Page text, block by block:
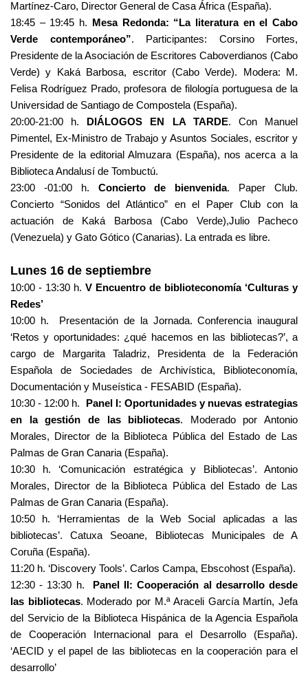
Martínez-Caro, Director General de Casa África (España).
18:45 – 19:45 h.
Mesa Redonda: “La literatura en el Cabo
Verde contemporáneo”. Participantes: Corsino Fortes,
Presidente de la Asociación de Escritores Caboverdianos (Cabo
Verde) y Kaká Barbosa, escritor (Cabo Verde). Modera: M.
Felisa Rodríguez Prado, profesora de filología portuguesa de la
Universidad de Santiago de Compostela (España).
20:00-21:00 h.
DIÁLOGOS EN LA TARDE. Con Manuel
Pimentel, Ex-Ministro de Trabajo y Asuntos Sociales, escritor y
Presidente de la editorial Almuzara (España), nos acerca a la
Biblioteca Andalusí de Tombuctú.
23:00 -01:00 h. Concierto de bienvenida. Paper Club.
Concierto “Sonidos del Atlántico” en el Paper Club con la
actuación de Kaká Barbosa (Cabo Verde),Julio Pacheco
(Venezuela) y Gato Gótico (Canarias). La entrada es libre.
Lunes 16 de septiembre
10:00 - 13:30 h. V Encuentro de biblioteconomía ‘Culturas y
Redes’
10:00 h. Presentación de la Jornada. Conferencia inaugural
‘Retos y oportunidades: ¿qué hacemos en las bibliotecas?’, a
cargo de Margarita Taladriz, Presidenta de la Federación
Española de Sociedades de Archivística, Biblioteconomía,
Documentación y Museística - FESABID (España).
10:30 - 12:00 h.
Panel I: Oportunidades y nuevas estrategias
en la gestión de las bibliotecas. Moderado por Antonio
Morales, Director de la Biblioteca Pública del Estado de Las
Palmas de Gran Canaria (España).
10:30 h. ‘Comunicación estratégica y Bibliotecas’. Antonio
Morales, Director de la Biblioteca Pública del Estado de Las
Palmas de Gran Canaria (España).
10:50 h. ‘Herramientas de la Web Social aplicadas a las
bibliotecas’. Catuxa Seoane, Bibliotecas Municipales de A
Coruña (España).
11:20 h. ‘Discovery Tools’. Carlos Campa, Ebscohost (España).
12:30 - 13:30 h.
Panel II: Cooperación al desarrollo desde
las bibliotecas. Moderado por M.ª Araceli García Martín, Jefa
del Servicio de la Biblioteca Hispánica de la Agencia Española
de Cooperación Internacional para el Desarrollo (España).
‘AECID y el papel de las bibliotecas en la cooperación para el
desarrollo’